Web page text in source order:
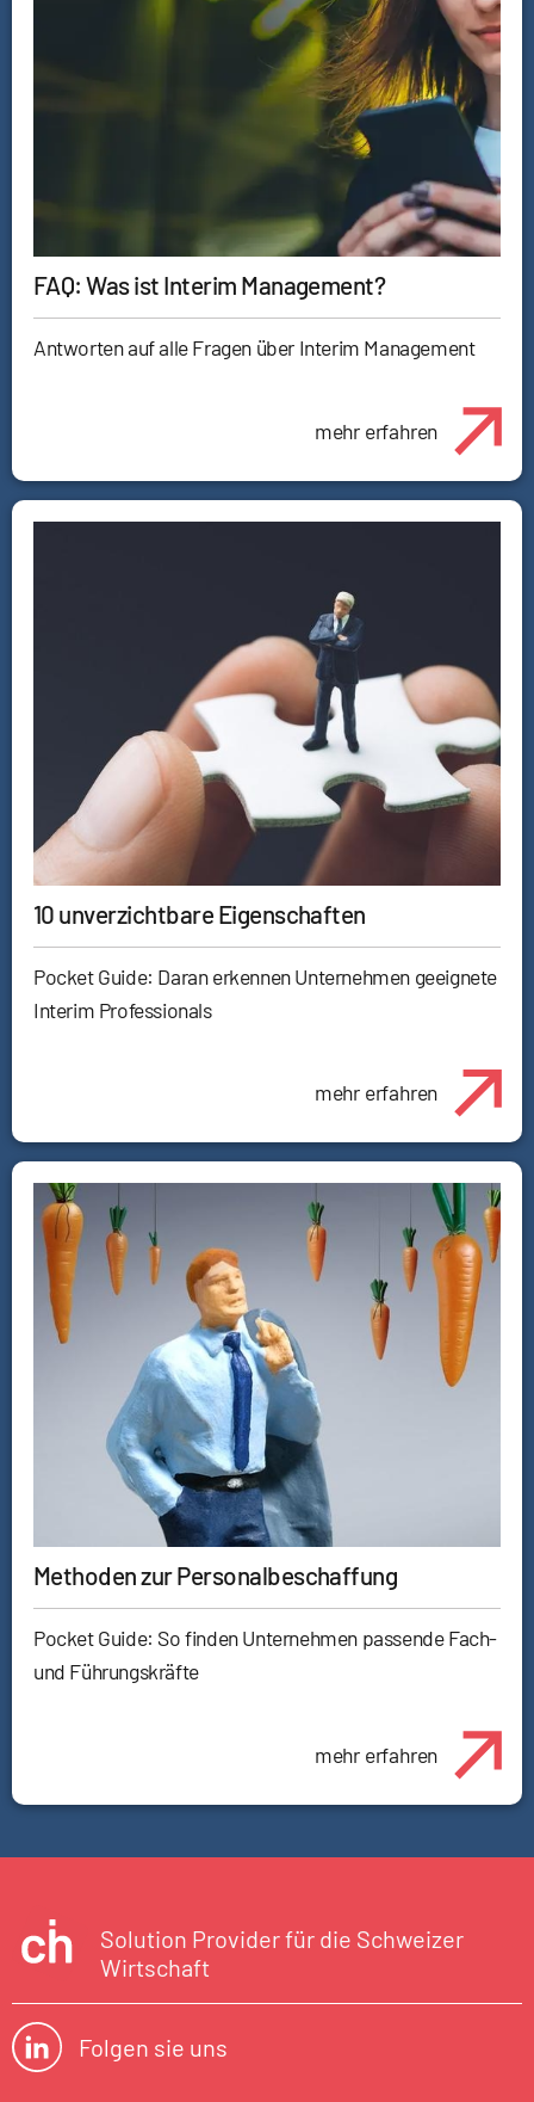
FAQ: Was ist Interim Management?
Antworten auf alle Fragen über Interim Management
mehr erfahren
10 unverzichtbare Eigenschaften
Pocket Guide: Daran erkennen Unternehmen geeignete
Interim Professionals
mehr erfahren
Methoden zur Personalbeschaffung
Pocket Guide: So finden Unternehmen passende Fach-
und Führungskräfte
mehr erfahren
Solution Provider für die Schweizer
Wirtschaft
Folgen sie uns